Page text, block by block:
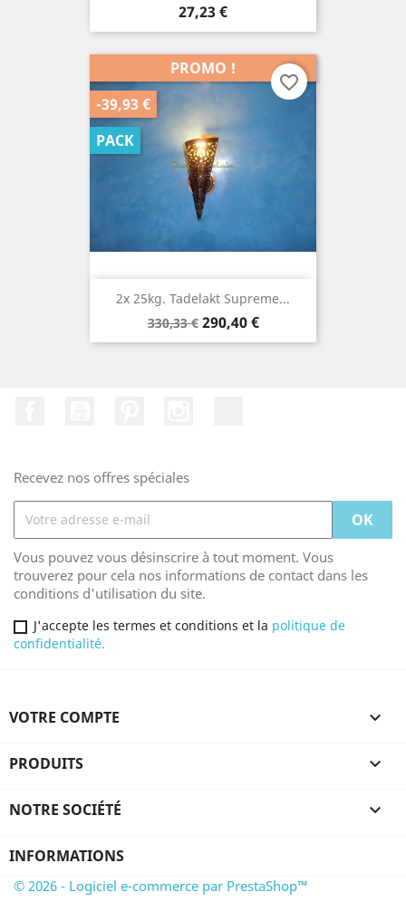
Prix
27,23 €
2x 25kg. Tadelakt Supreme...
Prix
de
330,33 € Prix
290,40 €
PROMO !
-39,93 €
PACK
favorite_border
Recevez nos offres spéciales
Vous pouvez vous désinscrire à tout moment. Vous
trouverez pour cela nos informations de contact dans les
conditions d'utilisation du site.
J'accepte les termes et conditions et la politique de
confidentialité.
VOTRE COMPTE 
PRODUITS 
NOTRE SOCIÉTÉ 
INFORMATIONS
© 2026 - Logiciel e-commerce par PrestaShop™